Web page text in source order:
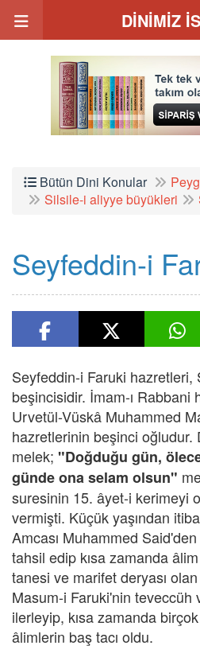
DİNİMİZ
Bütün Dini Konular
Silsile-i aliyye büyükleri
Seyfeddin-i
Seyfeddin-i Faruki
beşincisidir. İmam-ı
Urvetül-Vüskâ Muhammed
hazretlerinin beşinci oğludur.
melek; "Doğduğu gün,
günde ona selam olsun"
suresinin 15. âyet-i kerimeyi
vermişti. Küçük yaşından
Amcası Muhammed
tahsil edip kısa zamanda
tanesi ve marifet deryası
Masum-i Faruki'nin teveccüh
ilerleyip, kısa zamanda
âlimlerin baş tacı oldu.